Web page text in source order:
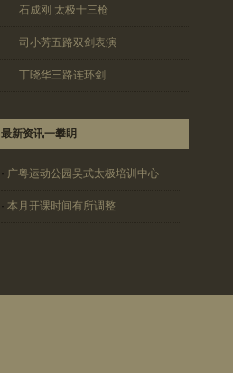
石成刚 太极十三枪
司小芳五路双剑表演
丁晓华三路连环剑
最新资讯一攀眀
· 广粤运动公园吴式太极培训中心
· 本月开课时间有所调整